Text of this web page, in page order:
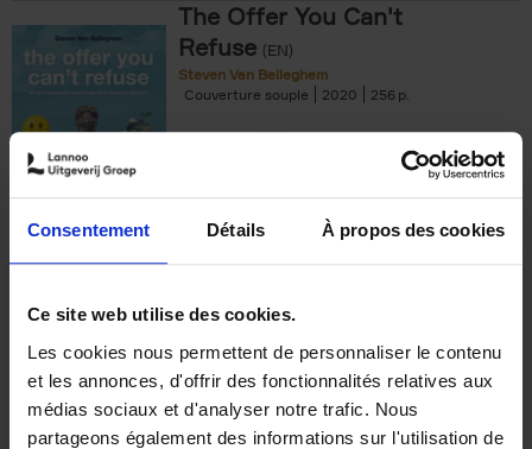
Consentement Détails À propos des cookies
Ce site web utilise des cookies.
Les cookies nous permettent de personnaliser le contenu
et les annonces, d'offrir des fonctionnalités relatives aux
médias sociaux et d'analyser notre trafic. Nous
partageons également des informations sur l'utilisation de
The Offer You Can't
Refuse (EN)
Steven Van Belleghem
Couverture souple
2020 256
€37,50
Building Bonds = Building
Business
Jochen Roef Jozefien De Feyter
Carolien Boom
Couverture souple
2025 200